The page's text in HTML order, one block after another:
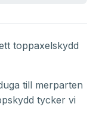
toppaxelskydd
till merparten
tycker vi